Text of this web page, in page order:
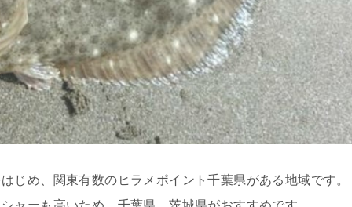
じめ、関東有数のヒラメポイント千葉県がある地域です。